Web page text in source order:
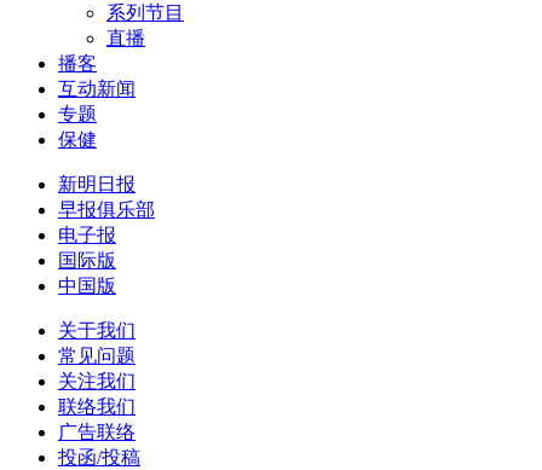
系列节目
直播
播客
互动新闻
专题
保健
新明日报
早报俱乐部
电子报
国际版
中国版
关于我们
常见问题
关注我们
联络我们
广告联络
投函/投稿